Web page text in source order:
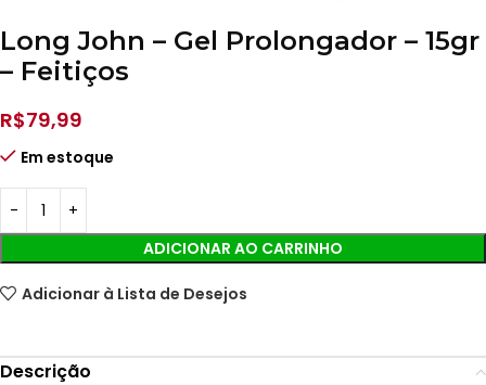
Long John – Gel Prolongador – 15gr
– Feitiços
R$79,99
Em estoque
ADICIONAR AO CARRINHO
Adicionar à Lista de Desejos
Descrição